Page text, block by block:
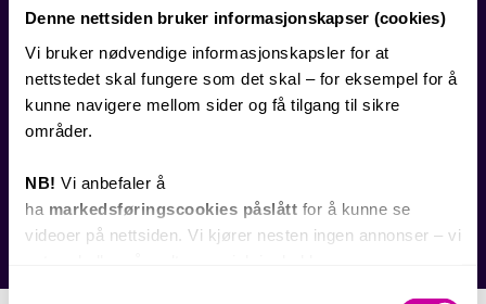
Denne nettsiden bruker informasjonskapser (cookies)
Vi bruker nødvendige informasjonskapsler for at
nettstedet skal fungere som det skal – for eksempel for å
kunne navigere mellom sider og få tilgang til sikre
områder.
NB! Vi anbefaler å
ha markedsføringscookies påslått for å kunne se
videoer på nettsiden. Vi kjører nesten ingen annonser – vi
Samtykkevalg
Her deler vi ekspertise i videomarkedsføring,
YouTube-strategi og tips for bedrifter som ønsker å
maksimere sin videoeffekt. Vårt innhold er
videodrevet – du finner både dybdeartikler og
praktiske videoeksempler.
NB! For å se alle innebygde YouTube-videoer, må du
Utforsk våre nyeste innlegg under, eller bruk
søkefeltet til å finne temaer som interesserer deg 👇